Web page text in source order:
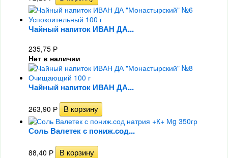
Чайный напиток ИВАН ДА...
235,75 Р
Нет в наличии
Чайный напиток ИВАН ДА...
263,90 Р
Соль Валетек с пониж.сод...
88,40 Р